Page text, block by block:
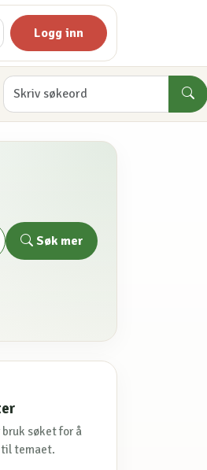
Logg inn
Søk mer
søket for å
til temaet.